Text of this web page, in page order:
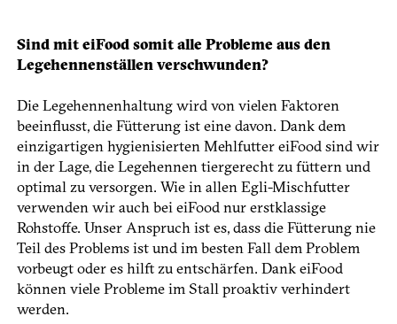
Sind mit eiFood somit alle Pro­bleme aus den
Legehennenställen verschwunden?
Die Legehennenhaltung wird von vielen Faktoren
beeinflusst, die Fütterung ist eine davon. Dank dem
einzigartigen hygienisierten Mehlfutter eiFood sind wir
in der Lage, die Legehennen tiergerecht zu füttern und
optimal zu versorgen. Wie in allen Egli-Mischfutter
verwenden wir auch bei eiFood nur erstklassige
Rohstoffe. Unser Anspruch ist es, dass die Fütterung nie
Teil des Problems ist und im besten Fall dem Problem
vorbeugt oder es hilft zu entschärfen. Dank eiFood
können viele Probleme im Stall proaktiv verhindert
werden.